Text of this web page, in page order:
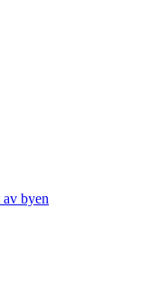
byen